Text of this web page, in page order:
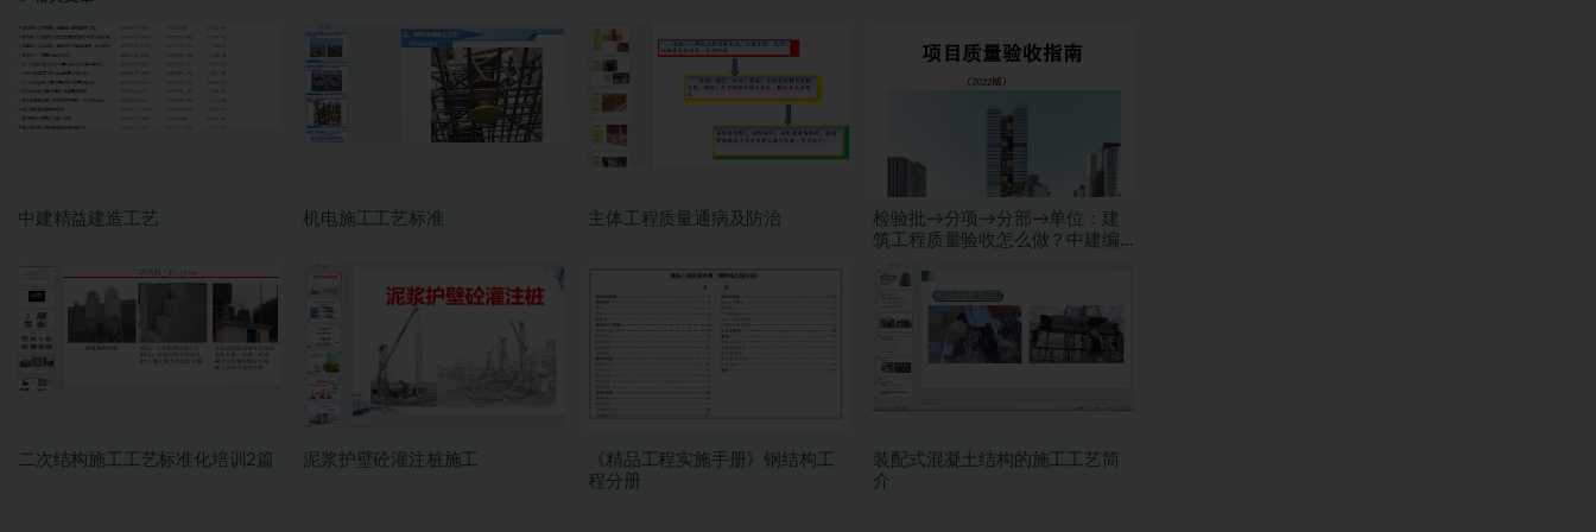
中建精益建造工艺 机电施工工艺标准 主体工程质量通病及防治
检验批→分项→分部→单位：建
筑工程质量验收怎么做？中建编
二次结构施工工艺标准化培训2篇 泥浆护壁砼灌注桩施工
《精品工程实施手册》钢结构工
程分册
装配式混凝土结构的施工工艺简
介